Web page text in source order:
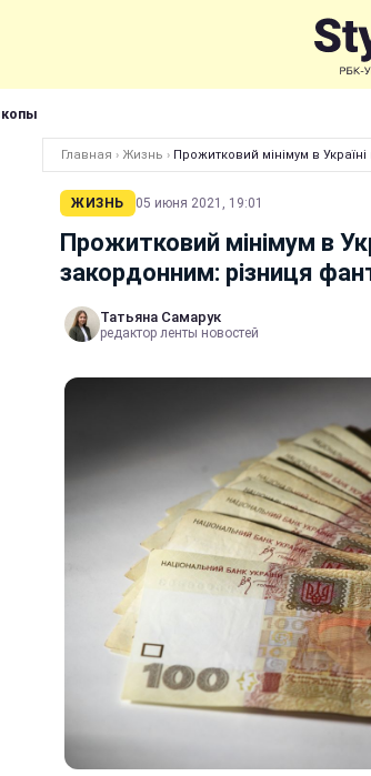
Главная › Жизнь › Прожитковий мінімум в
ЖИЗНЬ 05 июня 2021, 19:01
Прожитковий мінімум в
закордонним: різниця
Татьяна Самарук
редактор ленты новостей